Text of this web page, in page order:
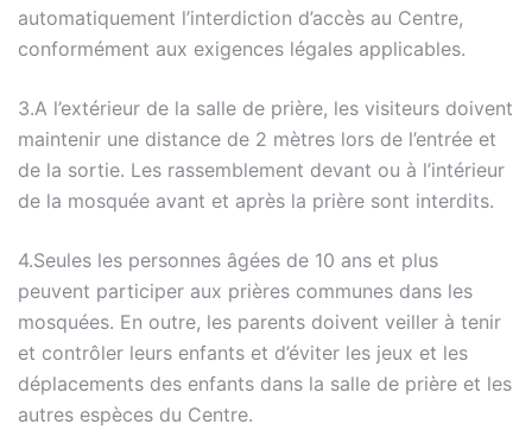
automatiquement l’interdiction d’accès au Centre,
conformément aux exigences légales applicables.
3.A l’extérieur de la salle de prière, les visiteurs doivent
maintenir une distance de 2 mètres lors de l’entrée et
de la sortie. Les rassemblement devant ou à l’intérieur
de la mosquée avant et après la prière sont interdits.
4.Seules les personnes âgées de 10 ans et plus
peuvent participer aux prières communes dans les
mosquées. En outre, les parents doivent veiller à tenir
et contrôler leurs enfants et d’éviter les jeux et les
déplacements des enfants dans la salle de prière et les
autres espèces du Centre.